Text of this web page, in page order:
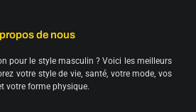
de nous
pour le style masculin ? Voici les meilleurs
votre style de vie, santé, votre mode, vos
votre forme physique.